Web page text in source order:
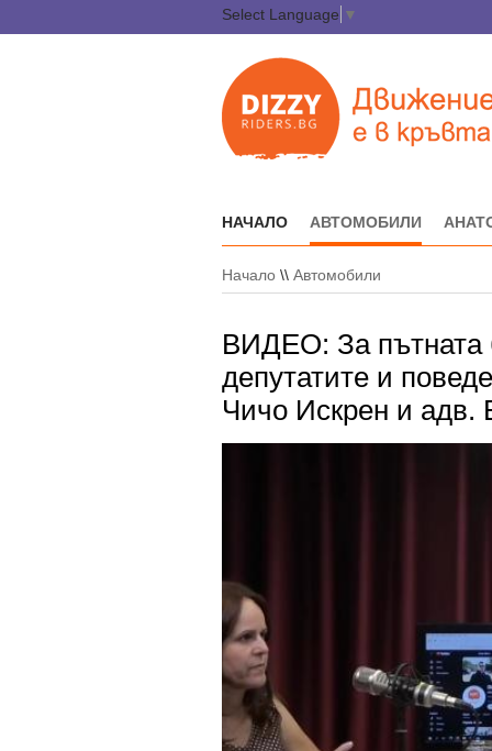
Select Language ▼
НАЧАЛО АВТОМОБИЛИ
Начало \\ Автомобили
ВИДЕО: За пътната
депутатите и
Чичо Искрен и адв.